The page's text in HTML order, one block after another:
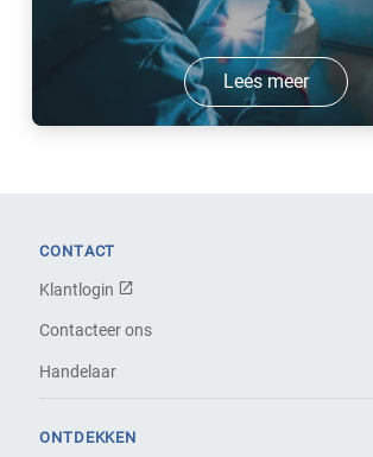
Lees meer
CONTACT
Klantlogin
Contacteer ons
Handelaar
ONTDEKKEN